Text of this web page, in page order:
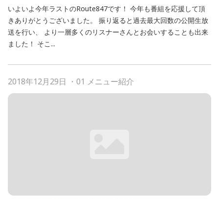
いよいよ今年ラストのRoute847です！ 今年も番組を応援して頂
きありがとうございました。 振り返ると過去最大回数の公開生放
送を行い、 より一層多くのリスナーさんとお会いすることも出来
ました！ そこ...
2018年12月29日 ・ 01 メニュー紹介